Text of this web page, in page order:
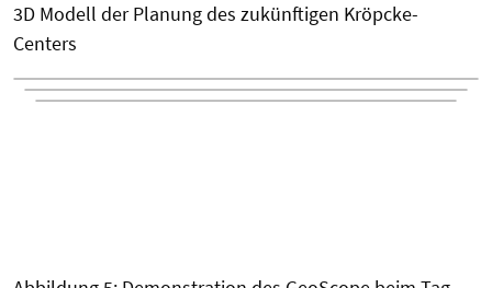
3D Modell der Planung des zukünftigen Kröpcke-
Centers